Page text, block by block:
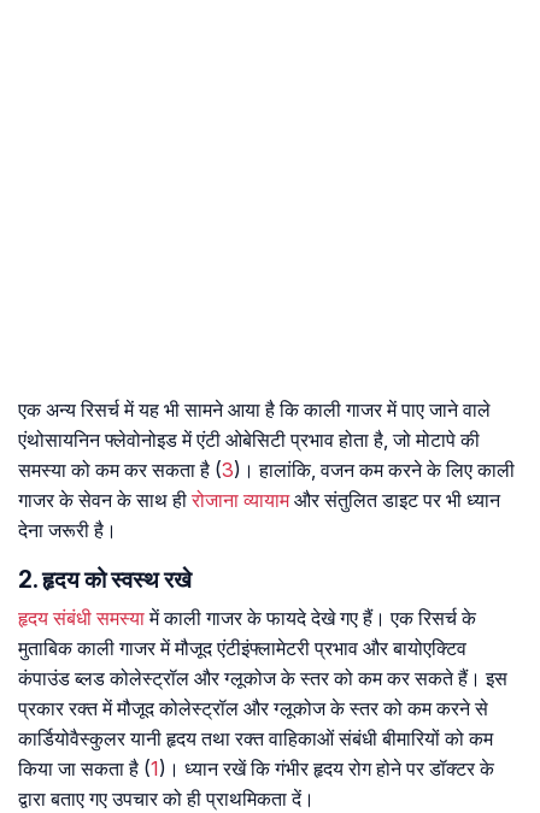
एक अन्य रिसर्च में यह भी सामने आया है कि काली गाजर में पाए जाने वाले
एंथोसायनिन फ्लेवोनोइड में एंटी ओबेसिटी प्रभाव होता है, जो मोटापे की
समस्या को कम कर सकता है (3)। हालांकि, वजन कम करने के लिए काली
गाजर के सेवन के साथ हीरोजाना व्यायामऔर संतुलित डाइट पर भी ध्यान
देना जरूरी है।
2. हृदय को स्वस्थ रखे
हृदय संबंधी समस्यामें काली गाजर के फायदे देखे गए हैं। एक रिसर्च के
मुताबिक काली गाजर में मौजूद एंटीइंफ्लामेटरी प्रभाव और बायोएक्टिव
कंपाउंड ब्लड कोलेस्ट्रॉल और ग्लूकोज के स्तर को कम कर सकते हैं। इस
प्रकार रक्त में मौजूद कोलेस्ट्रॉल और ग्लूकोज के स्तर को कम करने से
कार्डियोवैस्कुलर यानी हृदय तथा रक्त वाहिकाओं संबंधी बीमारियों को कम
किया जा सकता है (1)। ध्यान रखें कि गंभीर हृदय रोग होने पर डॉक्टर के
द्वारा बताए गए उपचार को ही प्राथमिकता दें।